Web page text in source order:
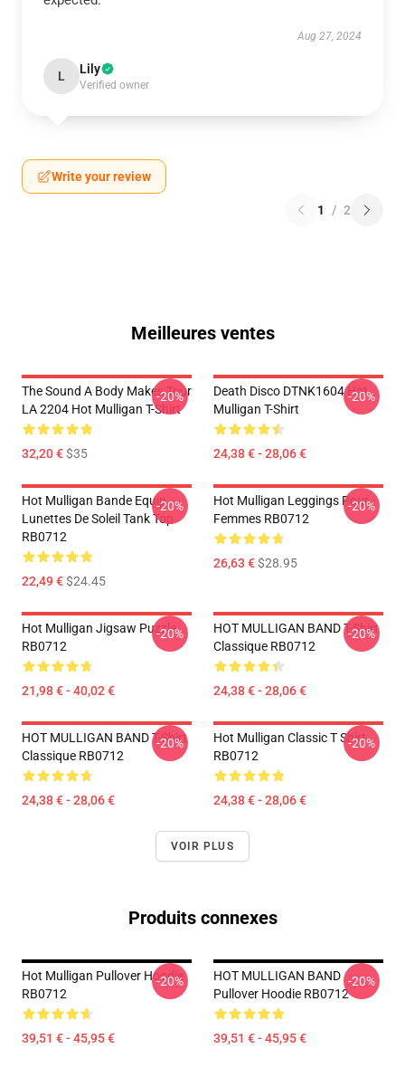
Aug 27, 2024
L Lily
Verified owner
Write your review
1 / 2
Meilleures ventes
The Sound A Body Makes Tour
LA 2204 Hot Mulligan T-Shirt
32,20 €$35
-20%
Death Disco DTNK1604 Hot
Mulligan T-Shirt
24,38 € - 28,06 €
-20%
Hot Mulligan Bande Equip
Lunettes De Soleil Tank Top
RB0712
22,49 €$24.45
-20%
Hot Mulligan Leggings Pour
Femmes RB0712
26,63 €$28.95
-20%
Hot Mulligan Jigsaw Puzzle
RB0712
21,98 € - 40,02 €
-20%
HOT MULLIGAN BAND T-Shirt
Classique RB0712
24,38 € - 28,06 €
-20%
HOT MULLIGAN BAND T-Shirt
Classique RB0712
24,38 € - 28,06 €
-20%
Hot Mulligan Classic T Shirt
RB0712
24,38 € - 28,06 €
-20%
VOIR PLUS
Produits connexes
Hot Mulligan Pullover Hoodie
RB0712
39,51 € - 45,95 €
-20%
HOT MULLIGAN BAND
Pullover Hoodie RB0712
39,51 € - 45,95 €
-20%